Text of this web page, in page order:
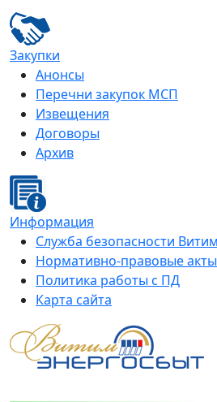
Закупки
Анонсы
Перечни закупок МСП
Извещения
Договоры
Архив
Информация
Служба безопасности
Нормативно-правовые акты
Политика работы с ПД
Карта сайта